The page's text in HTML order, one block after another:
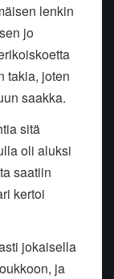
lenkin
jo
takia, joten
saakka.
sitä
oli aluksi
saatiin
kertoi
jokaisella
ja